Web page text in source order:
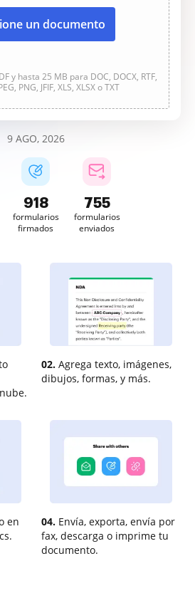
un documento
y hasta 25 MB para DOC, DOCX, RTF,
PNG, JFIF, XLS, XLSX o TXT
9 AGO, 2026
918
formularios
firmados
755
formularios
enviados
02. Agrega texto, imágenes,
dibujos, formas, y más.
en
04. Envía, exporta, envía por
fax, descarga o imprime tu
documento.